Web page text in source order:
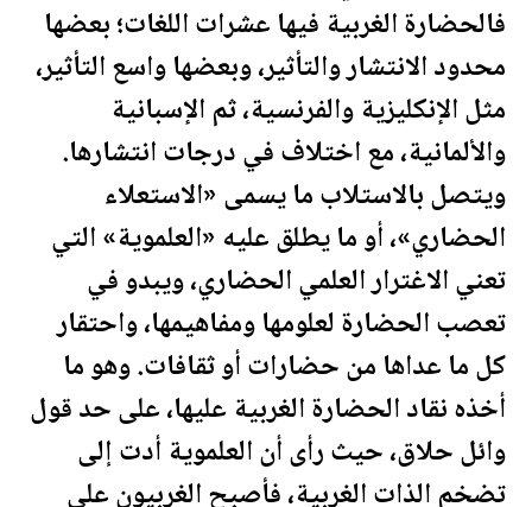
فالحضارة الغربية فيها عشرات اللغات؛ بعضها
محدود الانتشار والتأثير، وبعضها واسع التأثير،
مثل الإنكليزية والفرنسية، ثم الإسبانية
والألمانية، مع اختلاف في درجات انتشارها.
ويتصل بالاستلاب ما يسمى «الاستعلاء
الحضاري»، أو ما يطلق عليه «العلموية» التي
تعني الاغترار العلمي الحضاري، ويبدو في
تعصب الحضارة لعلومها ومفاهيمها، واحتقار
كل ما عداها من حضارات أو ثقافات. وهو ما
أخذه نقاد الحضارة الغربية عليها، على حد قول
وائل حلاق، حيث رأى أن العلموية أدت إلى
تضخم الذات الغربية، فأصبح الغربيون على